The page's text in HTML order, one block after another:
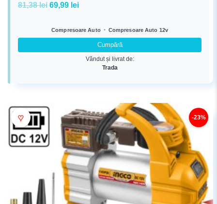
81,38lei Prețul
a
fost:
81,38 lei.
69,99 leiPrețul
este:
69,99 lei.
Compresoare Auto • Compresoare Auto 12v
Cumpără
Vândut și livrat de:
Trada
♥ -23%